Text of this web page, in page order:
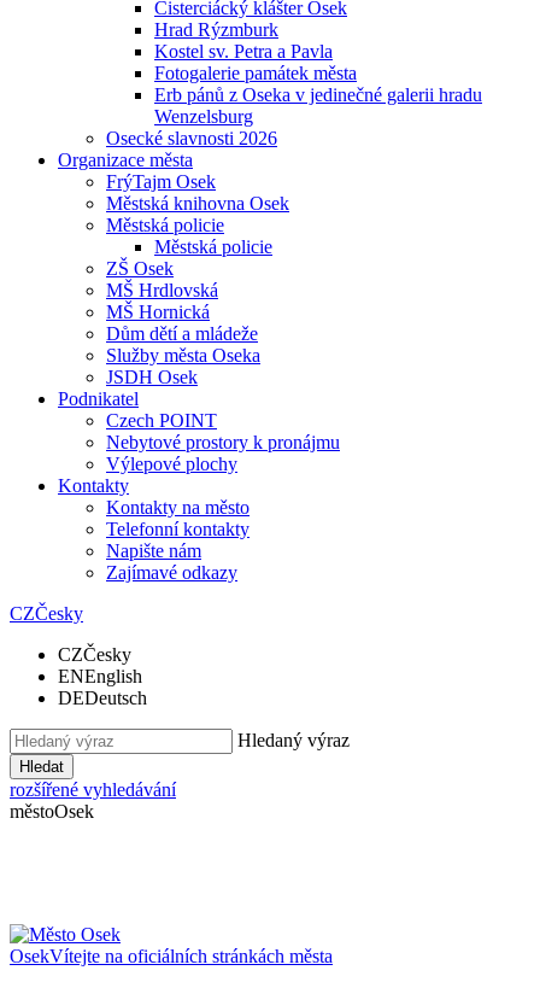
Cisterciácký klášter Osek
Hrad Rýzmburk
Kostel sv. Petra a Pavla
Fotogalerie památek města
Erb pánů z Oseka v jedinečné galerii hradu
Wenzelsburg
Osecké slavnosti 2026
Organizace města
FrýTajm Osek
Městská knihovna Osek
Městská policie
Městská policie
ZŠ Osek
MŠ Hrdlovská
MŠ Hornická
Dům dětí a mládeže
Služby města Oseka
JSDH Osek
Podnikatel
Czech POINT
Nebytové prostory k pronájmu
Výlepové plochy
Kontakty
Kontakty na město
Telefonní kontakty
Napište nám
Zajímavé odkazy
CZČesky
CZČesky
ENEnglish
DEDeutsch
Hledaný výraz
Hledat
rozšířené vyhledávání
městoOsek
OsekVítejte na oficiálních stránkách města